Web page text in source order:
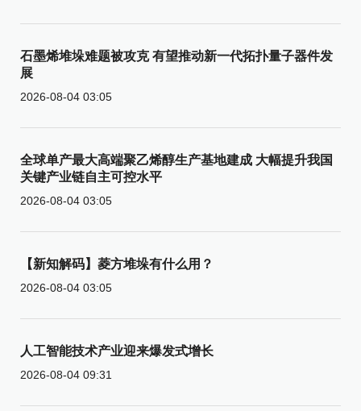
石墨烯堆垛难题被攻克 有望推动新一代拓扑量子器件发
展
2026-08-04 03:05
全球单产最大高端聚乙烯醇生产基地建成 大幅提升我国
关键产业链自主可控水平
2026-08-04 03:05
【新知解码】菱方堆垛有什么用？
2026-08-04 03:05
人工智能技术产业迎来爆发式增长
2026-08-04 09:31